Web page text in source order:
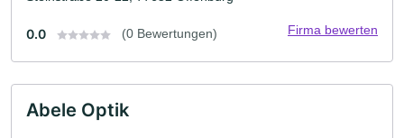
0.0 (0 Bewertungen) Firma bewerten
Abele Optik